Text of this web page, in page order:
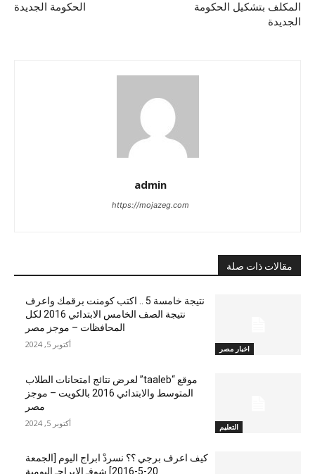
الحكومة الجديدة
المكلف بتشكيل الحكومة
الجديدة
admin
https://mojazeg.com
مقالات ذات صلة
اخبار مصر
نتيجة خامسة 5 .. اكتب كومنت برقمك واعرف
نتيجة الصف الخامس الابتدائي 2016 لكل
المحافظات – موجز مصر
أكتوبر 5, 2024
التعليم
موقع “taaleb” لعرض نتائج امتحانات الطلاب
المتوسط والابتدائي 2016 بالكويت – موجز
مصر
أكتوبر 5, 2024
كيف اعرف برجي ؟؟ نسردْ ابراج اليوم [الجمعة
20-5-2016] شوفـ الابراجـ اليومية